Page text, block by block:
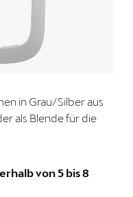
in Grau/Silber aus
als Blende für die
von 5 bis 8